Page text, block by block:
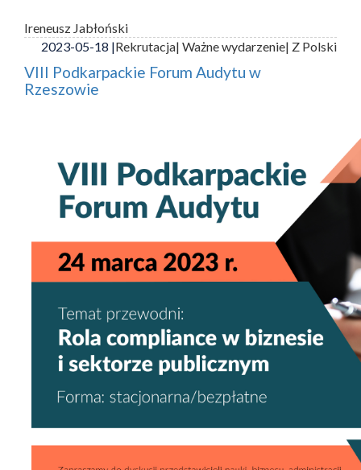
Ireneusz Jabłoński
2023-05-18 |Rekrutacja| Ważne wydarzenie| Z Polski
VIII Podkarpackie Forum Audytu w
Rzeszowie